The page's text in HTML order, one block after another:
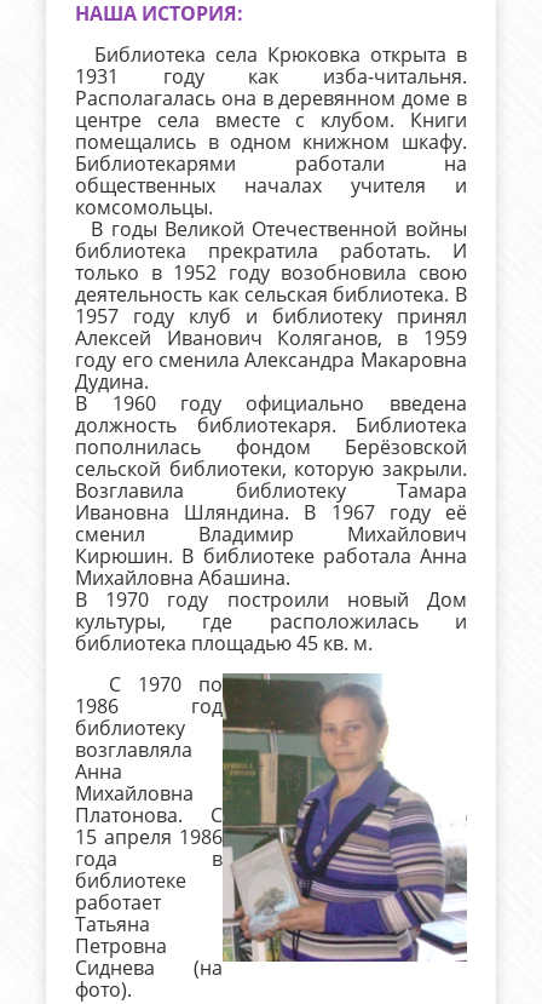
НАША ИСТОРИЯ:
Библиотека села Крюковка открыта в
1931 году как изба-читальня.
Располагалась она в деревянном доме в
центре села вместе с клубом. Книги
помещались в одном книжном шкафу.
Библиотекарями работали на
общественных началах учителя и
комсомольцы.
В годы Великой Отечественной войны
библиотека прекратила работать. И
только в 1952 году возобновила свою
деятельность как сельская библиотека. В
1957 году клуб и библиотеку принял
Алексей Иванович Коляганов, в 1959
году его сменила Александра Макаровна
Дудина.
В 1960 году официально введена
должность библиотекаря. Библиотека
пополнилась фондом Берёзовской
сельской библиотеки, которую закрыли.
Возглавила библиотеку Тамара
Ивановна Шляндина. В 1967 году её
сменил Владимир Михайлович
Кирюшин. В библиотеке работала Анна
Михайловна Абашина.
В 1970 году построили новый Дом
культуры, где расположилась и
библиотека площадью 45 кв. м.
С 1970 по
1986 год
библиотеку
возглавляла
Анна
Михайловна
Платонова. С
15 апреля 1986
года в
библиотеке
работает
Татьяна
Петровна
Сиднева (на
фото).